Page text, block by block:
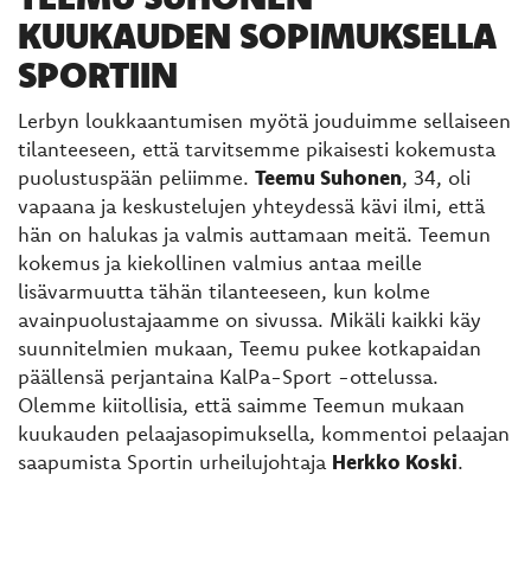
KUUKAUDEN SOPIMUKSELLA
SPORTIIN
Lerbyn loukkaantumisen myötä jouduimme sellaiseen
tilanteeseen, että tarvitsemme pikaisesti kokemusta
puolustuspään peliimme. Teemu Suhonen, 34, oli
vapaana ja keskustelujen yhteydessä kävi ilmi, että
hän on halukas ja valmis auttamaan meitä. Teemun
kokemus ja kiekollinen valmius antaa meille
lisävarmuutta tähän tilanteeseen, kun kolme
avainpuolustajaamme on sivussa. Mikäli kaikki käy
suunnitelmien mukaan, Teemu pukee kotkapaidan
päällensä perjantaina KalPa-Sport -ottelussa.
Olemme kiitollisia, että saimme Teemun mukaan
kuukauden pelaajasopimuksella, kommentoi pelaajan
saapumista Sportin urheilujohtaja Herkko Koski.